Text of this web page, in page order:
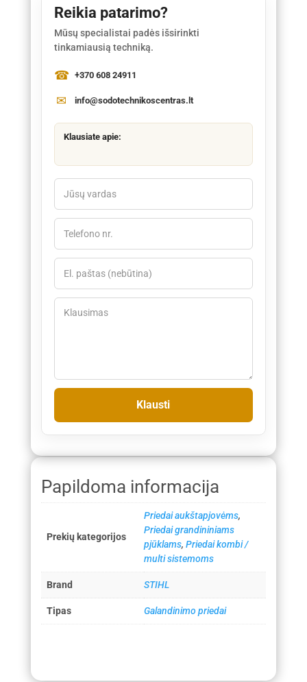
Reikia patarimo?
Mūsų specialistai padės išsirinkti
tinkamiausią techniką.
+370 608 24911
info@sodotechnikoscentras.lt
Klausiate apie:
Papildoma informacija
Prekių kategorijos
Priedai aukštapjovėms,
Priedai grandininiams
pjūklams, Priedai kombi /
multi sistemoms
Brand STIHL
Tipas Galandinimo priedai